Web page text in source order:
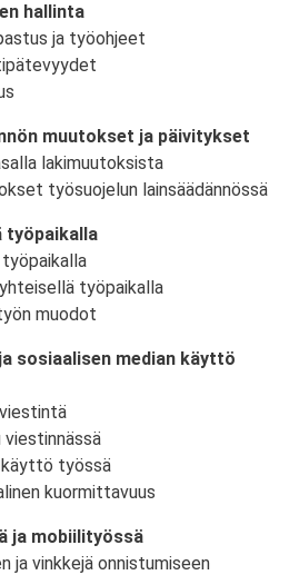
hallinta
ja työohjeet
muutokset ja päivitykset
lakimuutoksista
työsuojelun lainsäädännössä
työpaikalla
työpaikalla
muodot
sosiaalisen median käyttö
työssä
kuormittavuus
ja mobiilityössä
vinkkejä onnistumiseen